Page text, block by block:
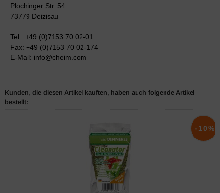
Plochinger Str. 54
73779 Deizisau
Tel.:.+49 (0)7153 70 02-01
Fax: +49 (0)7153 70 02-174
E-Mail: info@eheim.com
Kunden, die diesen Artikel kauften, haben auch folgende Artikel
bestellt:
-10%